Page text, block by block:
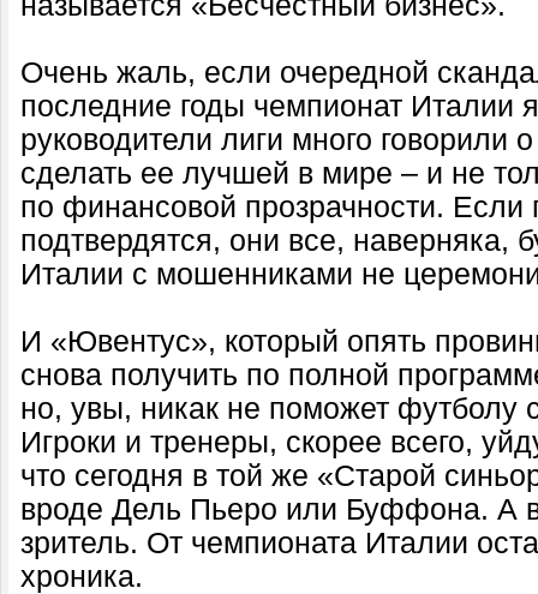
Очень жаль, если очередной
последние годы чемпионат Италии
руководители лиги много говорили
сделать ее лучшей в мире – и не
по финансовой прозрачности. Если
подтвердятся, они все, наверняка,
Италии с мошенниками не
И «Ювентус», который опять
снова получить по полной
но, увы, никак не поможет футболу
Игроки и тренеры, скорее всего,
что сегодня в той же «Старой
вроде Дель Пьеро или Буффона. А
зритель. От чемпионата Италии
хроника.